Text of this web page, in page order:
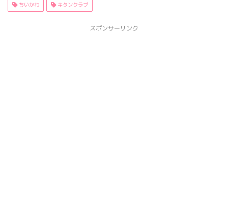
ちいかわ キタンクラブ
スポンサーリンク